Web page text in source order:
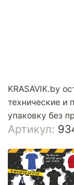
KRASAVIK.by
технические и
упаковку без
Артикул: